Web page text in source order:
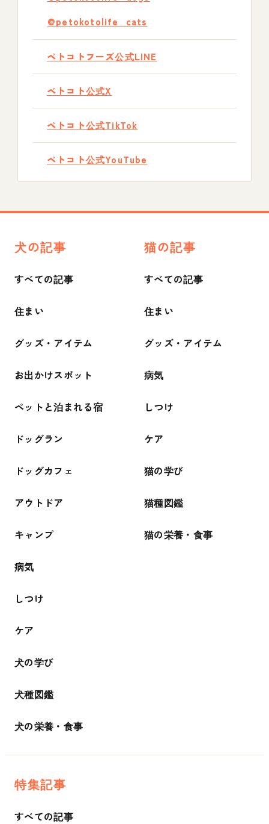
@petokotolife_cats
ペトコトフーズ公式LINE
ペトコト公式X
ペトコト公式TikTok
ペトコト公式YouTube
犬の記事
すべての記事
住まい
グッズ・アイテム
お出かけスポット
ペットと泊まれる宿
ドッグラン
ドッグカフェ
アウトドア
キャンプ
病気
しつけ
ケア
犬の学び
犬種図鑑
犬の栄養・食事
猫の記事
すべての記事
住まい
グッズ・アイテム
病気
しつけ
ケア
猫の学び
猫種図鑑
猫の栄養・食事
特集記事
すべての記事